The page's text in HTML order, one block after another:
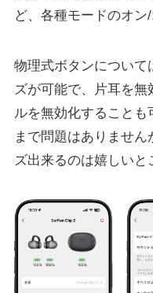
ど、各種モードのオン/
物理式ボタンについて
ズが可能で、片耳を
ルを無効化することも
まで問題はありませ
ズ出来るのは嬉しいと